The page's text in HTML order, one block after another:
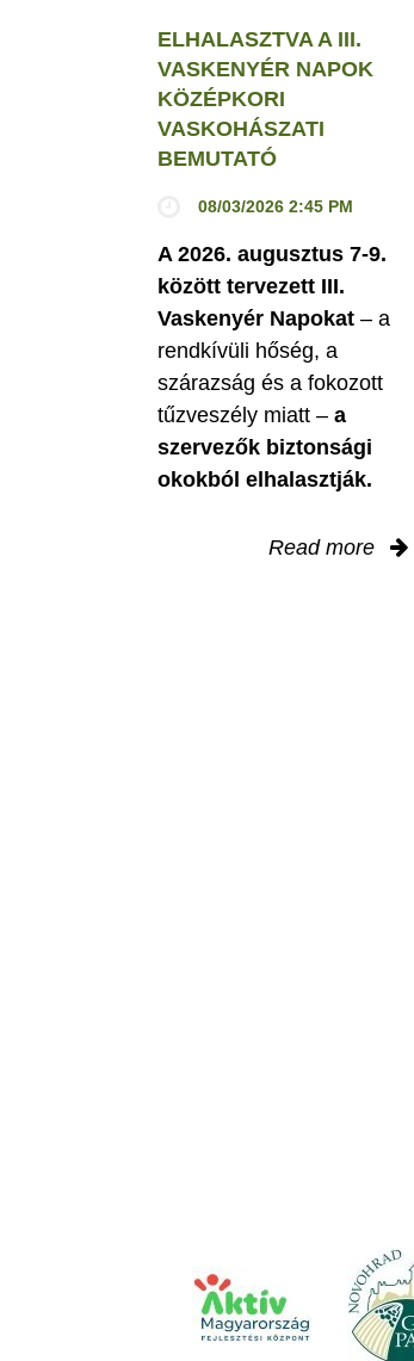
ELHALASZTVA A III.
VASKENYÉR NAPOK
KÖZÉPKORI
VASKOHÁSZATI
BEMUTATÓ
08/03/2026 2:45 PM
A 2026. augusztus 7-9.
között tervezett III.
Vaskenyér Napokat – a
rendkívüli hőség, a
szárazság és a fokozott
tűzveszély miatt – a
szervezők biztonsági
okokból elhalasztják.
Read more